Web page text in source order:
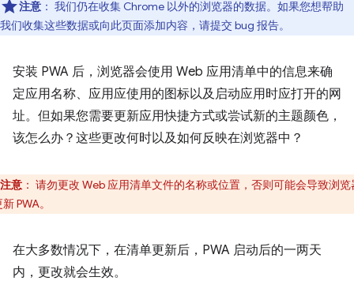
注意 ： 我们仍在收集 Chrome 以外的浏览器的数据。如果您想帮助
我们收集这些数据或向此页面添加内容，请提交 bug 报告。
安装 PWA 后，浏览器会使用 Web 应用清单中的信息来确
定应用名称、应用应使用的图标以及启动应用时应打开的网
址。但如果您需要更新应用快捷方式或尝试新的主题颜色，
该怎么办？这些更改何时以及如何反映在浏览器中？
注意 ： 请勿更改 Web 应用清单文件的名称或位置，否则可能会导致浏览
PWA。
在大多数情况下，在清单更新后，PWA 启动后的一两天
内，更改就会生效。